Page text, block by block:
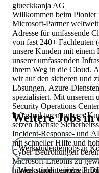
glueckkanja AG
Willkommen beim
Microsoft-Partner
Adresse für umfassende
von fast 240+ Fachleuten
unsere Kunden mit einem
unserer umfassenden
ihrem Weg in die Cloud. Als Cloud-Überzeugungstäter sind
wir auf den sicheren und
Lösungen, Azure-
spezialisiert. Mit unserem
Security Operations
Infrastrukturen unserer
setzen höchste
Incident-Response- und
mit schneller Hilfe und
Cyber-Bedrohungen bereit. Um ein nahtloses Cloud-
Microsoft-Erlebnis zu
hinaus ständig eigene
Weitere Jobs in
Werkstudentenjobs in
Werkstudentenjobs in